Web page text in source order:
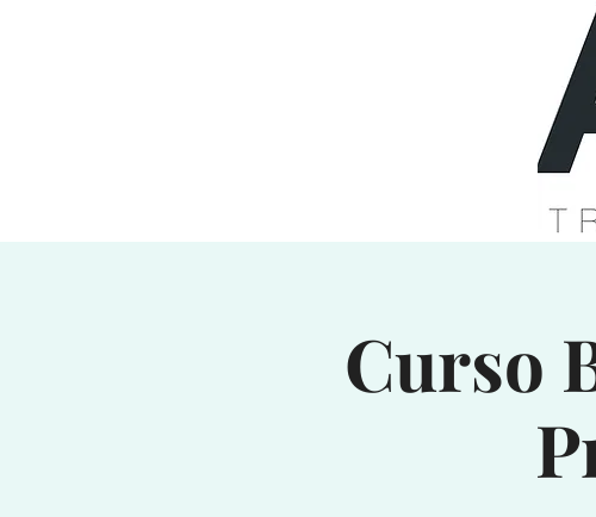
Curso